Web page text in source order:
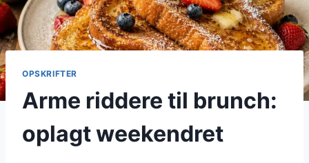
OPSKRIFTER
Arme riddere til brunch:
oplagt weekendret